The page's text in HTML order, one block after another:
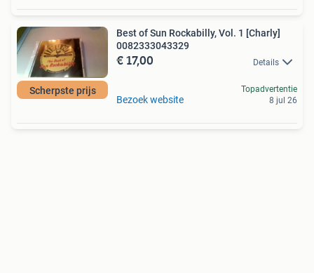
Scherpste prijs
Best of Sun Rockabilly, Vol. 1 [Charly]
0082333043329
€ 17,00 Details
Bezoek website
Topadvertentie
8 jul 26